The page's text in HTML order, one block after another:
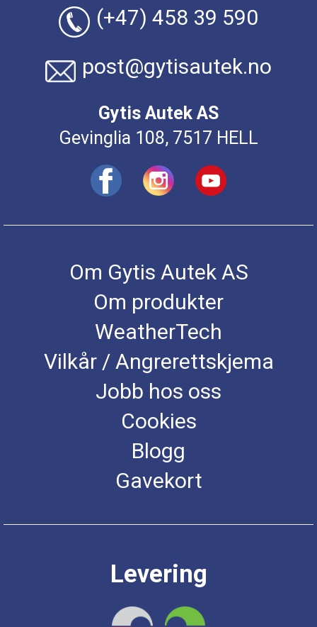
(+47) 458 39 590
post@gytisautek.no
Gytis Autek AS
Gevinglia 108, 7517 HELL
Om Gytis Autek AS
Om produkter
WeatherTech
Vilkår / Angrerettskjema
Jobb hos oss
Cookies
Blogg
Gavekort
Levering